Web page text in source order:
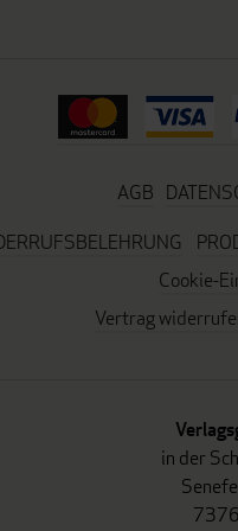
AGB
Cookie-
Vertrag
in der